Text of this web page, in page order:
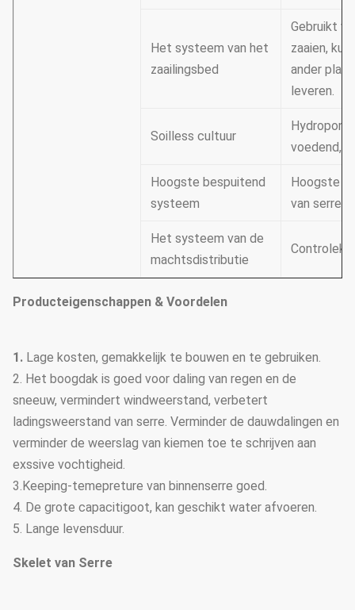
Het systeem van het
zaailingsbed
Gebruikt
zaaien,
ander
leveren.
Soilless cultuur
voedend,
Hoogste bespuitend
systeem
Hoogste
van serre
Het systeem van de
machtsdistributie
Producteigenschappen & Voordelen
1. Lage kosten, gemakkelijk te bouwen en te gebruiken.
2. Het boogdak is goed voor daling van regen en de
sneeuw, vermindert windweerstand, verbetert
ladingsweerstand van serre. Verminder de dauwdalingen en
verminder de weerslag van kiemen toe te schrijven aan
exssive vochtigheid.
3.Keeping-temepreture van binnenserre goed.
4. De grote capacitigoot, kan geschikt water afvoeren.
5. Lange levensduur.
Skelet van Serre